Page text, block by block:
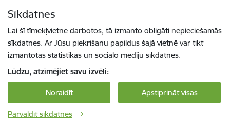
Sīkdatnes
Lai šī tīmekļvietne darbotos, tā izmanto obligāti nepieciešamās
sīkdatnes. Ar Jūsu piekrišanu papildus šajā vietnē var tikt
izmantotas statistikas un sociālo mediju sīkdatnes.
Lūdzu, atzīmējiet savu izvēli:
Noraidīt Apstiprināt visas
Pārvaldīt sīkdatnes